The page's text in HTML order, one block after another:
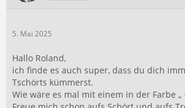
5. Mai 2025
Hallo Roland,
ich finde es auch super, dass du dich
Tschörts kümmerst.
Wie wäre es mal mit einem in der Farbe „